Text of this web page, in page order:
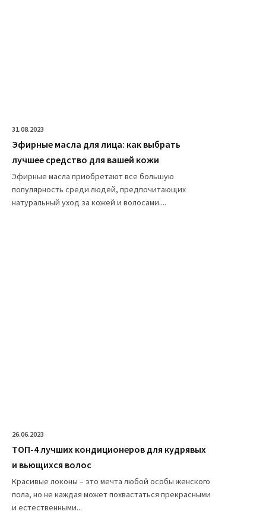
31.08.2023
Эфирные масла для лица: как выбрать
лучшее средство для вашей кожи
Эфирные масла приобретают все большую
популярность среди людей, предпочитающих
натуральный уход за кожей и волосами....
26.06.2023
ТОП-4 лучших кондиционеров для кудрявых
и вьющихся волос
Красивые локоны – это мечта любой особы женского
пола, но не каждая может похвастаться прекрасными
и естественными...